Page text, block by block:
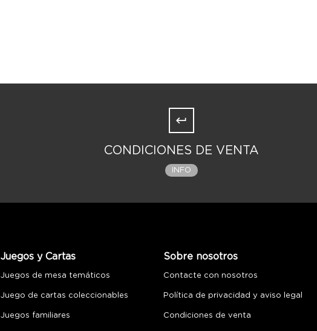
CONDICIONES DE VENTA
INFO
Juegos y Cartas
Juegos de mesa temáticos
Juego de cartas coleccionables
Juegos familiares
Sobre nosotros
Contacte con nosotros
Política de privacidad y aviso legal
Condiciones de venta